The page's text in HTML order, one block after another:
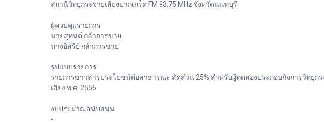
สถานีวิทยุกระจายเสียงปากเกร็ด FM 93.75 MHz จังหวัดนนทบุรี
ผู้ควบคุมรายการ
นายสุทนต์ กล้าการขาย
นางอิสรีย์ กล้าการขาย
รูปแบบรายการ
รายการข่าวสารประโยชน์ต่อสาธารณะ สัดส่วน 25% สำหรับผู้ทดลองประกอบกิจการวิทยุก
เสียง พ.ศ. 2556
งบประมาณสนับสนุน
-